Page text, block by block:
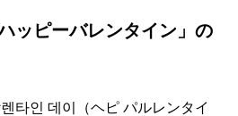
ッピーバレンタイン」の
타인 데이（ヘピ パルレンタイ